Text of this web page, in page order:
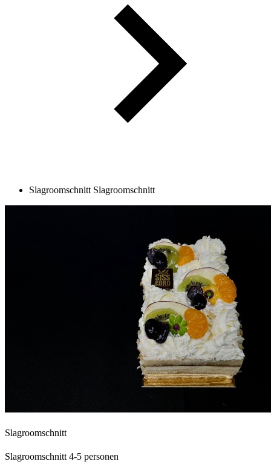
Slagroomschnitt Slagroomschnitt
Slagroomschnitt
Slagroomschnitt 4-5 personen